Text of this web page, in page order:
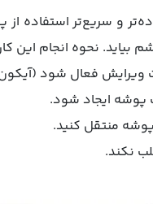
و سریع‌تر استفاده از
نحوه انجام این
ویرایش فعال شود
پوشه ایجاد شود.
منتقل کنید.
نکند.